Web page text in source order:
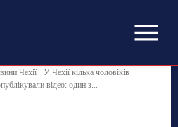
Чехії
У Чехії кілька чоловіків
відео: один з...